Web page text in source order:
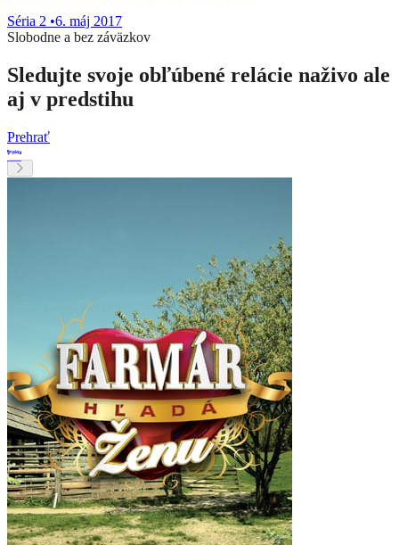
Séria 2 •6. máj 2017
Slobodne a bez záväzkov
Sledujte svoje obľúbené relácie naživo ale
aj v predstihu
Prehrať